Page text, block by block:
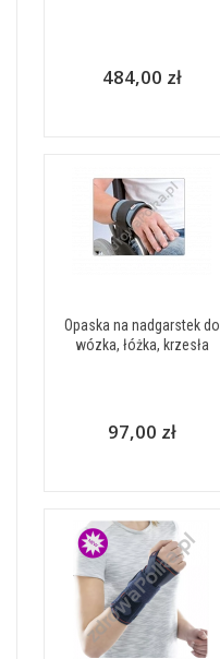
484,00 zł
Opaska na nadgarstek do
wózka, łóżka, krzesła
97,00 zł